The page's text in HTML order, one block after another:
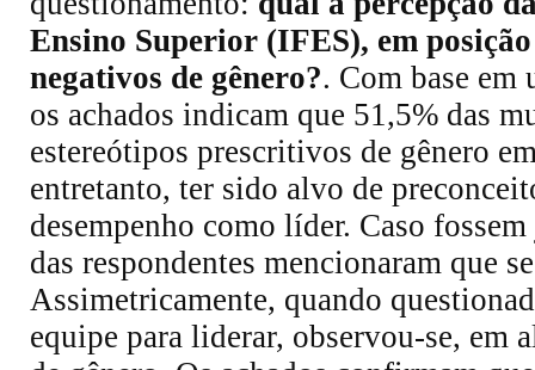
Ensino Superior (IFES), em
negativos de gênero?. Com base em
os achados indicam que 51,5% das
estereótipos prescritivos de gênero
entretanto, ter sido alvo de
desempenho como líder. Caso
das respondentes mencionaram que
Assimetricamente, quando
equipe para liderar, observou-se, em